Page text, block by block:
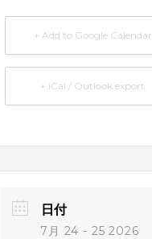
+ Add to Google Calendar
+ iCal / Outlook export
日付
7月 24 - 25 2026